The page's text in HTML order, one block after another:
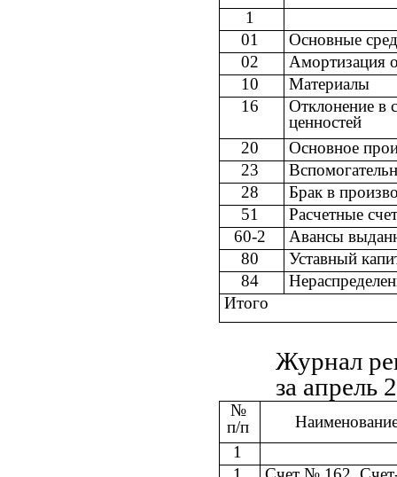
1
01
Основные
02
Амортизация
10
Материалы
16
Отклонение в
ценностей
20
Основное
23
28
Брак в
51
Расчетные
60-2
Авансы
80
Уставный
84
Итого
Журнал
за апрель
№
п/п
1